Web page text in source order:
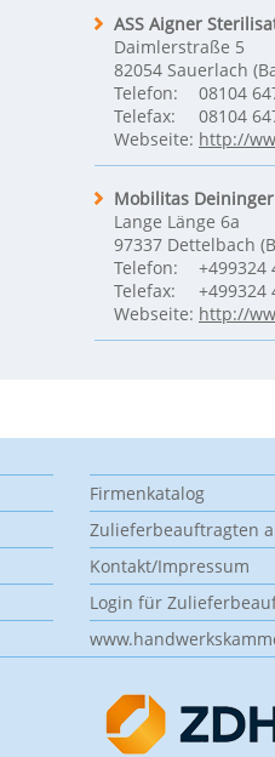
ASS Aigner
Daimlerstraße 5
82054 Sauerlach
Telefon:
08104
Telefax:
08104
Webseite: http://
Mobilitas
Lange Länge 6a
97337 Dettelbach
Telefon:
+499324
Telefax:
+499324
Webseite: http://
Firmenkatalog
Zulieferbeauftragten
Kontakt/Impressum
Login für